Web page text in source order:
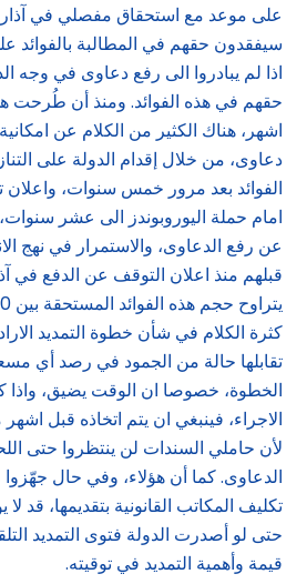
على موعد مع استحقاق مفصلي في آذار
سيفقدون حقهم في المطالبة بالفوائد
اذا لم يبادروا الى رفع دعاوى في وجه
حقهم في هذه الفوائد. ومنذ أن طُرحت
اشهر، هناك الكثير من الكلام عن
دعاوى، من خلال إقدام الدولة على
الفوائد بعد مرور خمس سنوات، واعلان
امام حملة اليوروبوندز الى عشر
عن رفع الدعاوى، والاستمرار في نهج
كثرة الكلام في شأن خطوة التمديد
تقابلها حالة من الجمود في رصد أي
الخطوة، خصوصا ان الوقت يضيق، واذا
الاجراء، فينبغي ان يتم اتخاذه قبل
لأن حاملي السندات لن ينتظروا حتى
الدعاوى. كما أن هؤلاء، وفي حال
تكليف المكاتب القانونية بتقديمها، قد
حتى لو أصدرت الدولة فتوى التمديد
قيمة وأهمية التمديد في توقيته.